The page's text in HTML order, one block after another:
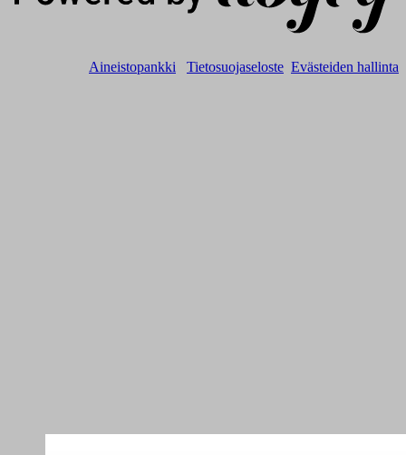
Aineistopankki Tietosuojaseloste Evästeiden hallinta